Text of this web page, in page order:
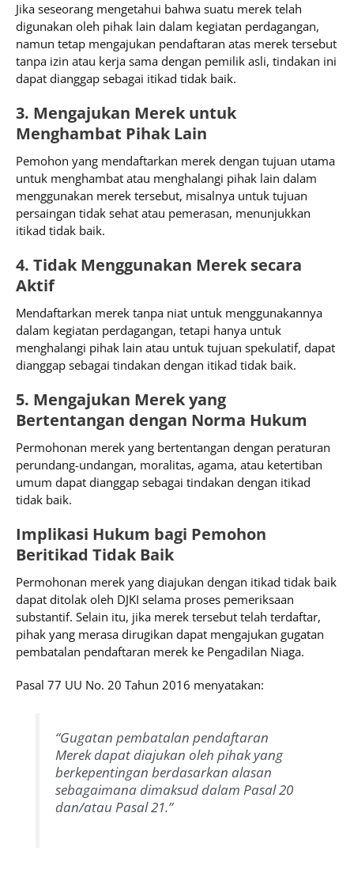
Jika seseorang mengetahui bahwa suatu merek telah
digunakan oleh pihak lain dalam kegiatan perdagangan,
namun tetap mengajukan pendaftaran atas merek tersebut
tanpa izin atau kerja sama dengan pemilik asli, tindakan ini
dapat dianggap sebagai itikad tidak baik.
3. Mengajukan Merek untuk
Menghambat Pihak Lain
Pemohon yang mendaftarkan merek dengan tujuan utama
untuk menghambat atau menghalangi pihak lain dalam
menggunakan merek tersebut, misalnya untuk tujuan
persaingan tidak sehat atau pemerasan, menunjukkan
itikad tidak baik.
4. Tidak Menggunakan Merek secara
Aktif
Mendaftarkan merek tanpa niat untuk menggunakannya
dalam kegiatan perdagangan, tetapi hanya untuk
menghalangi pihak lain atau untuk tujuan spekulatif, dapat
dianggap sebagai tindakan dengan itikad tidak baik.
5. Mengajukan Merek yang
Bertentangan dengan Norma Hukum
Permohonan merek yang bertentangan dengan peraturan
perundang-undangan, moralitas, agama, atau ketertiban
umum dapat dianggap sebagai tindakan dengan itikad
tidak baik.
Implikasi Hukum bagi Pemohon
Beritikad Tidak Baik
Permohonan merek yang diajukan dengan itikad tidak baik
dapat ditolak oleh DJKI selama proses pemeriksaan
substantif. Selain itu, jika merek tersebut telah terdaftar,
pihak yang merasa dirugikan dapat mengajukan gugatan
pembatalan pendaftaran merek ke Pengadilan Niaga.
Pasal 77 UU No. 20 Tahun 2016 menyatakan:
“Gugatan pembatalan pendaftaran
Merek dapat diajukan oleh pihak yang
berkepentingan berdasarkan alasan
sebagaimana dimaksud dalam Pasal 20
dan/atau Pasal 21.”